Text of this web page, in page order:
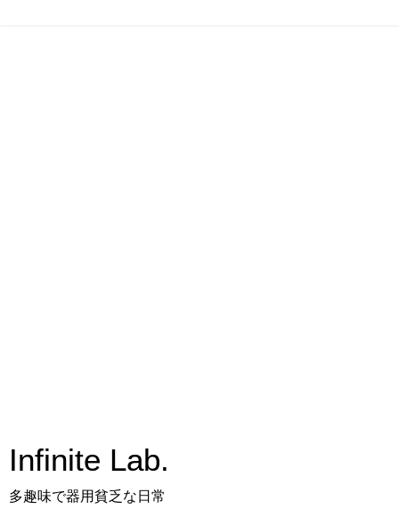
Infinite Lab.
多趣味で器用貧乏な日常